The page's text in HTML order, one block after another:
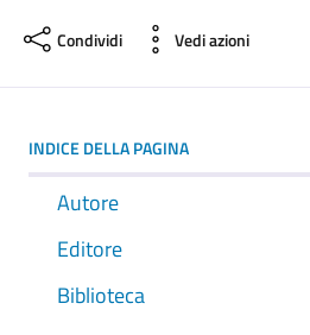
Condividi Vedi azioni
INDICE DELLA PAGINA
Autore
Editore
Biblioteca